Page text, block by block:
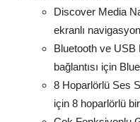
Discover Media
ekranlı
Bluetooth ve USB
bağlantısı için
8 Hoparlörlü Ses
için 8 hoparlörlü